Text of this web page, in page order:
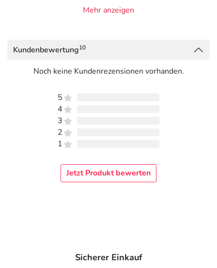
96052 Bamberg
elektronische Adresse: https://www.belsana.de/ | ser­
vice@?belsana.?de
PDF des Beipackzettelskönnen Sie sich oben
Mehr anzeigen
Kundenbewertung10
Noch keine Kundenrezensionen vorhanden.
5
4
3
2
1
Jetzt Produkt bewerten
Sicherer Einkauf